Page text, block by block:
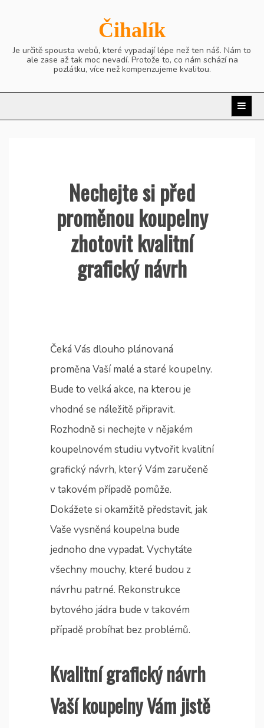
Čihalík
Je určitě spousta webů, které vypadají lépe než ten náš. Nám to
ale zase až tak moc nevadí. Protože to, co nám schází na
pozlátku, více než kompenzujeme kvalitou.
Nechejte si před
proměnou koupelny
zhotovit kvalitní
grafický návrh
Čeká Vás dlouho plánovaná
proměna Vaší malé a staré koupelny.
Bude to velká akce, na kterou je
vhodné se náležitě připravit.
Rozhodně si nechejte v nějakém
koupelnovém studiu vytvořit kvalitní
grafický návrh, který Vám zaručeně
v takovém případě pomůže.
Dokážete si okamžitě představit, jak
Vaše vysněná koupelna bude
jednoho dne vypadat. Vychytáte
všechny mouchy, které budou z
návrhu patrné. Rekonstrukce
bytového jádra bude v takovém
případě probíhat bez problémů.
Kvalitní grafický návrh
Vaší koupelny Vám jistě